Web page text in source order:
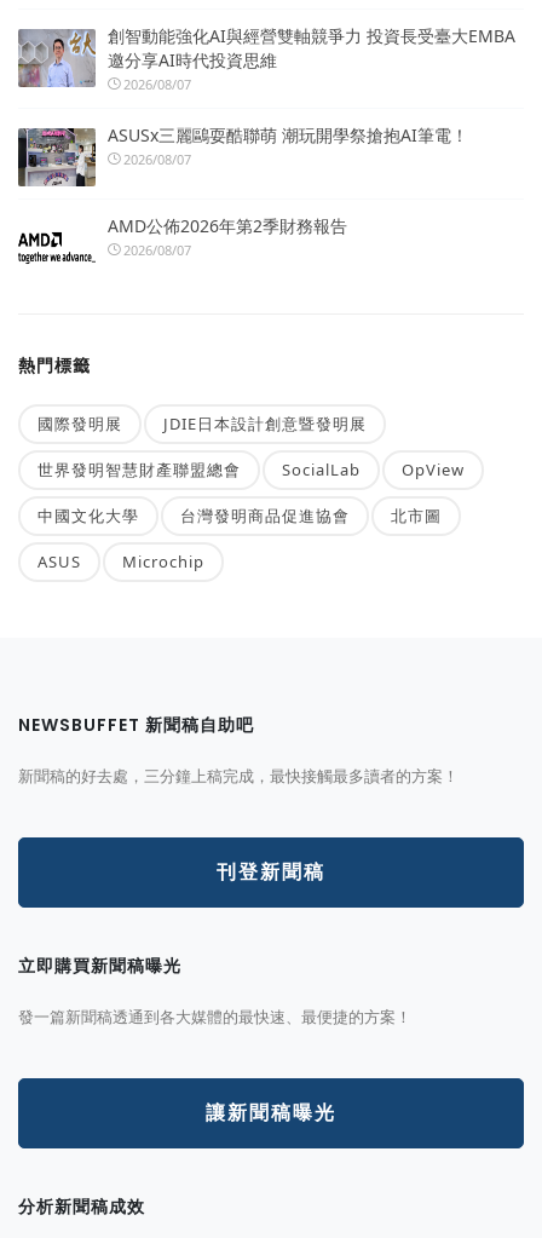
創智動能強化AI與經營雙軸競爭力 投資長受臺大EMBA
邀分享AI時代投資思維
2026/08/07
ASUSx三麗鷗耍酷聯萌 潮玩開學祭搶抱AI筆電！
2026/08/07
AMD公佈2026年第2季財務報告
2026/08/07
熱門標籤
國際發明展 JDIE日本設計創意暨發明展
世界發明智慧財產聯盟總會 SocialLab OpView
中國文化大學 台灣發明商品促進協會 北市圖
ASUS Microchip
NEWSBUFFET 新聞稿自助吧
新聞稿的好去處，三分鐘上稿完成，最快接觸最多讀者的方案！
刊登新聞稿
立即購買新聞稿曝光
發一篇新聞稿透通到各大媒體的最快速、最便捷的方案！
讓新聞稿曝光
分析新聞稿成效